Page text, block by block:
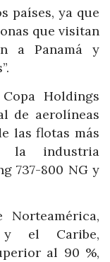
países, ya que
que visitan
a Panamá y
Holdings
de aerolíneas
las flotas más
la industria
737-800 NG y
y el Caribe,
al 90 %,